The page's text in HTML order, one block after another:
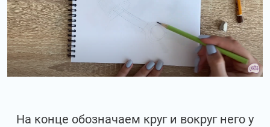
На конце обозначаем круг и вокруг него у